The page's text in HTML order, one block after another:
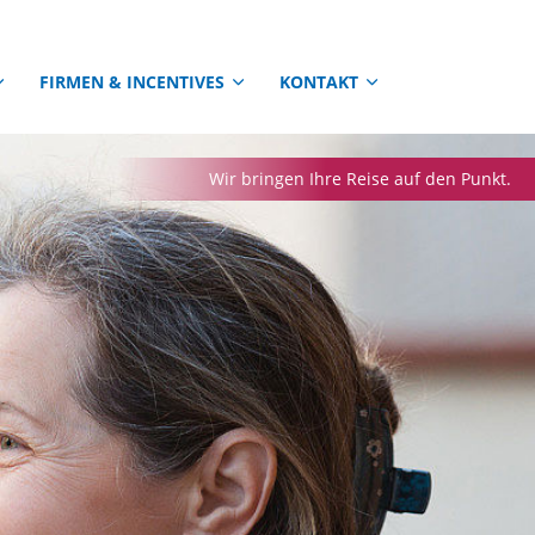
FIRMEN & INCENTIVES KONTAKT
Wir bringen Ihre Reise auf den Punkt.